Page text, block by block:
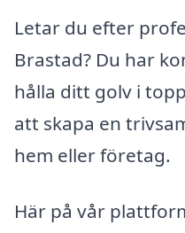
Letar du efter
Brastad? Du har
hålla ditt golv i
att skapa en
hem eller företag.
Här på vår